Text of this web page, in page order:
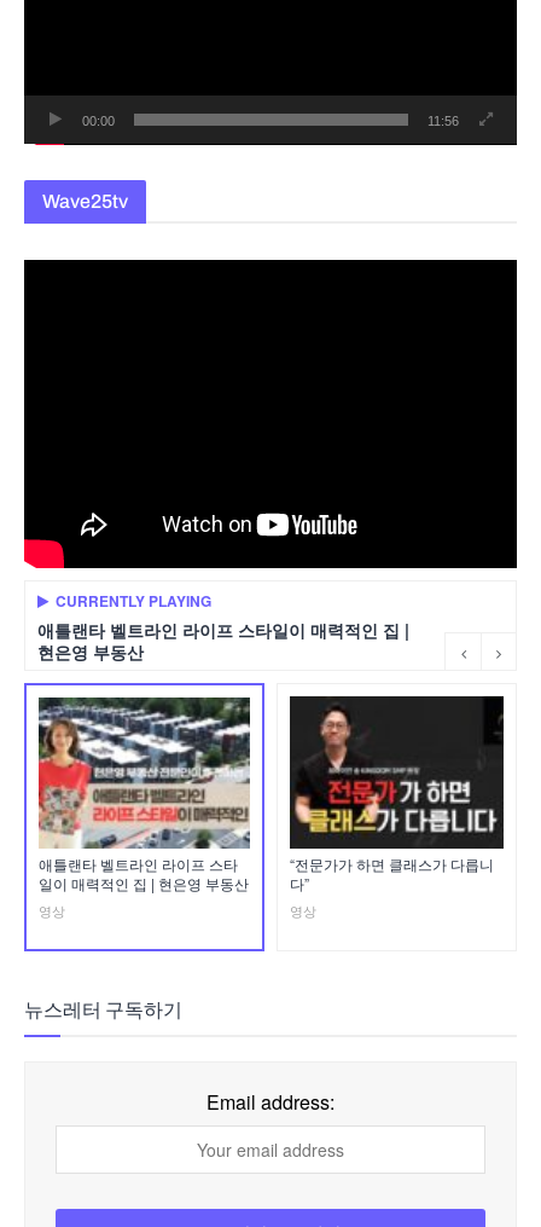
00:00 11:56
Wave25tv
CURRENTLY PLAYING
애틀랜타 벨트라인 라이프 스타일이 매력적인 집 |
현은영 부동산
애틀랜타 벨트라인 라이프 스타
일이 매력적인 집 | 현은영 부동산
영상
“전문가가 하면 클래스가 다릅니
다”
영상
뉴스레터 구독하기
Email address: